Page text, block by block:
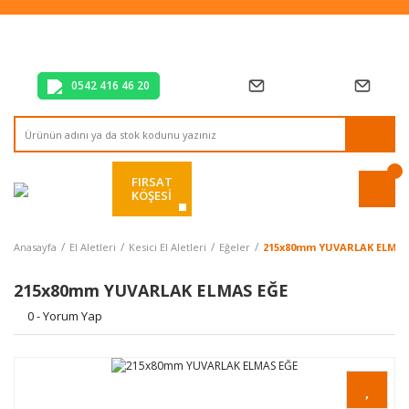
Tüm Alışverişlerde Vade Farksız 2 Taksit!
0542 416 46 20
FIRSAT
KÖŞESİ
Anasayfa El Aletleri Kesici El Aletleri Eğeler 215x80mm YUVARLAK
215x80mm YUVARLAK ELMAS EĞE
0 - Yorum Yap